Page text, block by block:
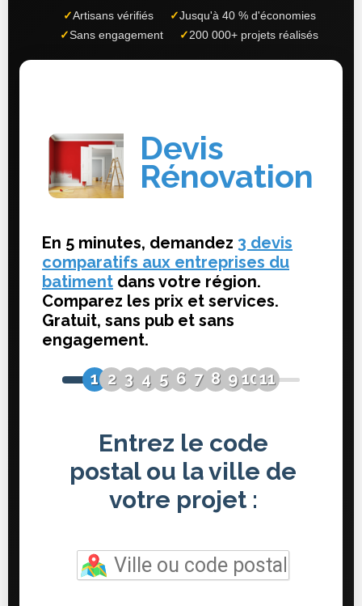
✓Artisans vérifiés ✓Jusqu'à 40 % d'économies
✓Sans engagement ✓200 000+ projets réalisés